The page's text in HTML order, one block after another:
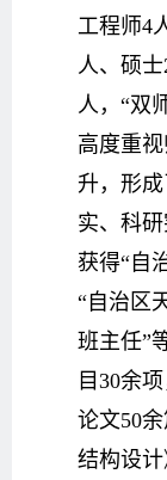
工程师4
人、硕
人，“双
高度重
升，形
实、科
获得“自
“自治区
班主任”
目30余
论文50
结构设